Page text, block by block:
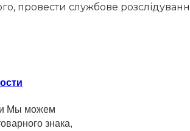
провести службове
Мы можем
знака,